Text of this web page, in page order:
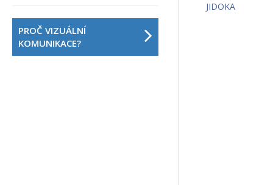
PROČ VIZUÁLNÍ
KOMUNIKACE?
JIDOKA